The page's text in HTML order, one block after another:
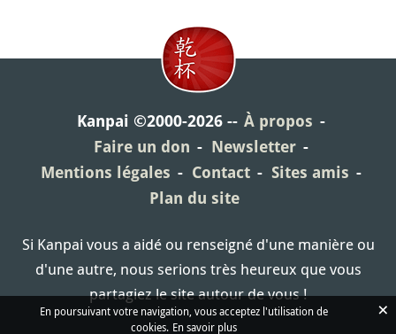
Kanpai ©2000-2026
À propos
Faire un don
Newsletter
Mentions légales
Contact
Sites amis
Plan du site
Si Kanpai vous a aidé ou renseigné d'une manière ou
d'une autre, nous serions très heureux que vous
partagiez le site autour de vous !
En poursuivant votre navigation, vous acceptez l'utilisation de
cookies. En savoir plus
×